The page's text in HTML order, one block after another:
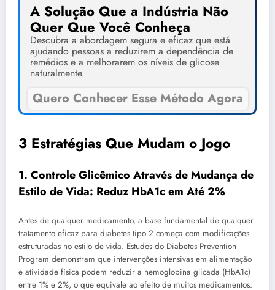
A Solução Que a Indústria Não
Quer Que Você Conheça
Descubra a abordagem segura e eficaz que está
ajudando pessoas a reduzirem a dependência de
remédios e a melhorarem os níveis de glicose
naturalmente.
Quero Conhecer Esse Método Agora
3 Estratégias Que Mudam o Jogo
1. Controle Glicêmico Através de Mudança de
Estilo de Vida: Reduz HbA1c em Até 2%
Antes de qualquer medicamento, a base fundamental de qualquer
tratamento eficaz para diabetes tipo 2 começa com modificações
estruturadas no estilo de vida. Estudos do Diabetes Prevention
Program demonstram que intervenções intensivas em alimentação
e atividade física podem reduzir a hemoglobina glicada (HbA1c)
entre 1% e 2%, o que equivale ao efeito de muitos medicamentos.